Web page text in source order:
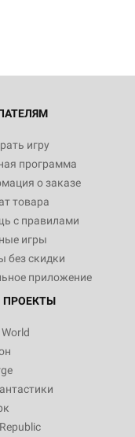
игру
программа
о заказе
товара
с правилами
игры
без скидки
приложение